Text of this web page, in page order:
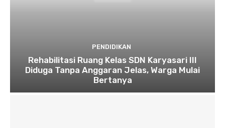
PENDIDIKAN
Rehabilitasi Ruang Kelas SDN Karyasari III
Diduga Tanpa Anggaran Jelas, Warga Mulai
Bertanya